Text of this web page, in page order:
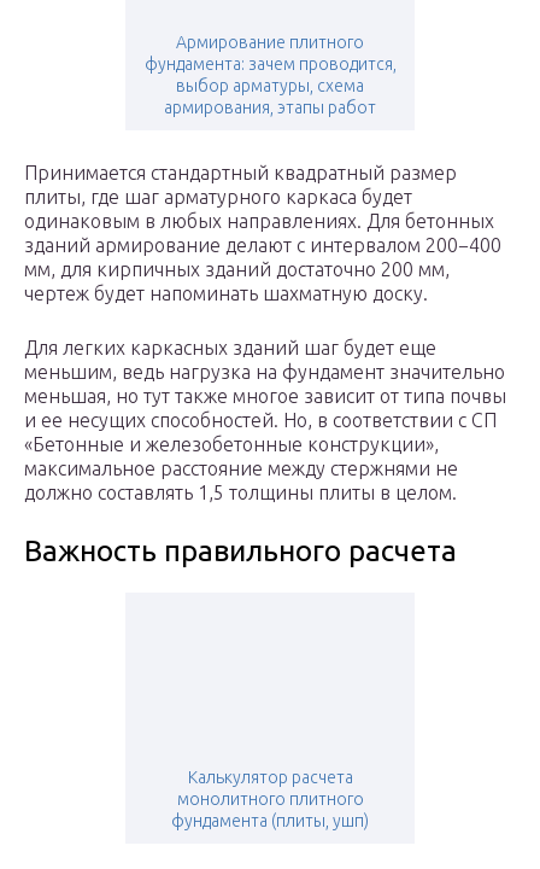
Армирование плитного
фундамента: зачем проводится,
выбор арматуры, схема
армирования, этапы работ
Принимается стандартный квадратный размер
плиты, где шаг арматурного каркаса будет
одинаковым в любых направлениях. Для бетонных
зданий армирование делают с интервалом 200−400
мм, для кирпичных зданий достаточно 200 мм,
чертеж будет напоминать шахматную доску.
Для легких каркасных зданий шаг будет еще
меньшим, ведь нагрузка на фундамент значительно
меньшая, но тут также многое зависит от типа почвы
и ее несущих способностей. Но, в соответствии с СП
«Бетонные и железобетонные конструкции»,
максимальное расстояние между стержнями не
должно составлять 1,5 толщины плиты в целом.
Важность правильного расчета
Калькулятор расчета
монолитного плитного
фундамента (плиты, ушп)